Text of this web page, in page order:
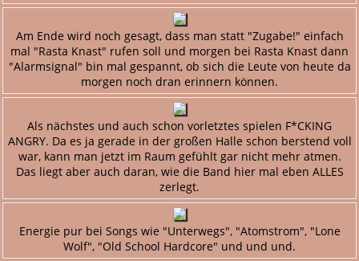
Am Ende wird noch gesagt, dass man statt "Zugabe!" einfach
mal "Rasta Knast" rufen soll und morgen bei Rasta Knast dann
"Alarmsignal" bin mal gespannt, ob sich die Leute von heute da
morgen noch dran erinnern können.
Als nächstes und auch schon vorletztes spielen F*CKING
ANGRY. Da es ja gerade in der großen Halle schon berstend voll
war, kann man jetzt im Raum gefühlt gar nicht mehr atmen.
Das liegt aber auch daran, wie die Band hier mal eben ALLES
zerlegt.
Energie pur bei Songs wie "Unterwegs", "Atomstrom", "Lone
Wolf", "Old School Hardcore" und und und.